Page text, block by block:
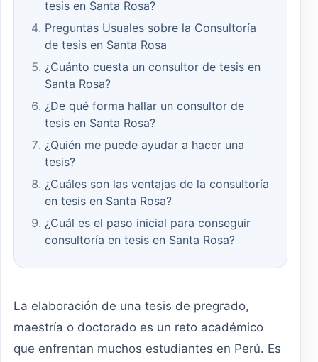
tesis en Santa Rosa?
Preguntas Usuales sobre la Consultoría
de tesis en Santa Rosa
¿Cuánto cuesta un consultor de tesis en
Santa Rosa?
¿De qué forma hallar un consultor de
tesis en Santa Rosa?
¿Quién me puede ayudar a hacer una
tesis?
¿Cuáles son las ventajas de la consultoría
en tesis en Santa Rosa?
¿Cuál es el paso inicial para conseguir
consultoría en tesis en Santa Rosa?
La elaboración de una tesis de pregrado,
maestría o doctorado es un reto académico
que enfrentan muchos estudiantes en Perú. Es